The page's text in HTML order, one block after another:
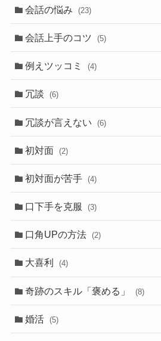
会話の悩み (23)
会話上手のコツ (5)
例えツッコミ (4)
冗談 (6)
冗談が言えない (6)
初対面 (2)
初対面が苦手 (4)
口下手を克服 (3)
口角UPの方法 (2)
大喜利 (4)
奇跡のスキル「褒める」 (8)
婚活 (5)